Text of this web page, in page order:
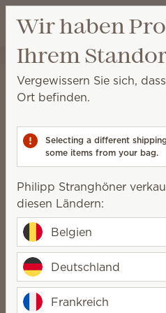
Philipp Stranghöner
Duftkerzen von
hochwertigen
ein sauberes,
luxuriöses Dufterlebnis
4 Ergebnisse
3 Produkte
2 Produkte
Kombi-Angebote
Wir haben
Ihrem
Vergewissern Sie sich,
Ort befinden.
Selecting a different
some items from your bag.
Philipp Stranghöner
diesen Ländern:
Belgien
Deutschland
Frankreich